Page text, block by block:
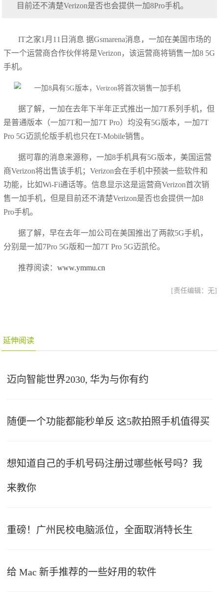
目前还不清楚Verizon是否也会提供一加8Pro手机。
IT之家1月11日消息 据Gsmarena消息，一加在美国市场的
下一个运营商合作伙伴将是Verizon，该运营商将销售一加8 5G
手机。
据了解，一加在去年下半年正式推出一加7T系列手机，但
是普通版本（一加7T和一加7T Pro）均没有5G版本，一加7T
Pro 5G迈凯伦版手机也只在T-Mobile销售。
据可靠的消息来源称，一加8手机具有5G版本，美国运营
商Verizon将出售该手机；Verizon会在手机中预装一些软件和
功能，比如Wi-Fi通话等。信息显示这是运营商Verizon首次销
售一加手机，但是目前还不清楚Verizon是否也会提供一加8
Pro手机。
据了解，早在去年一加公司在美国推出了两款5G手机，
分别是一加7Pro 5G版和一加7T Pro 5G迈凯伦。
推荐阅读：www.ymmu.cn
[责任编辑：无]
延伸阅读
迈向智能世界2030, 华为与你有约
随便一个功能都能秒单反 这5款拍照手机值得买
想知道自己的手机号码注册过哪些帐号吗？我
来教你
重磅！广州民校电脑派位，全面取消特长生
给 Mac 新手推荐的一些好用的软件